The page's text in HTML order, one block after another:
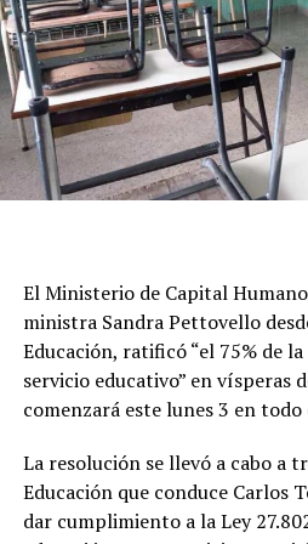
además de CTERA, la Unión de
Educación (UTE), Suteba y
la que denunciaron una “grave
“falta de diálogo“ por parte
que la Argentina "se quedará
docentes continúan perdiendo
mantiene el incumplimiento en
y de los fondos nacionales para
El Gobierno, en tanto, fiscaliza a
exigida durante el paro y
sobre el nivel de actividad.
El Ministerio de Capital
ministra Sandra Pettovello
Educación, ratificó “el 75% de
servicio educativo” en vísperas
comenzará este lunes 3 en todo
La resolución se llevó a cabo a
Educación que conduce Carlos
dar cumplimiento a la Ley